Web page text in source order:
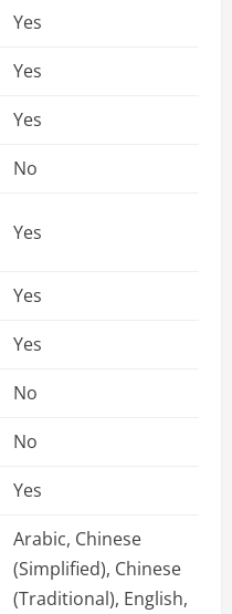
Yes
Yes
Yes
No
Yes
Yes
Yes
No
No
Yes
Arabic, Chinese
(Simplified), Chinese
(Traditional), English,